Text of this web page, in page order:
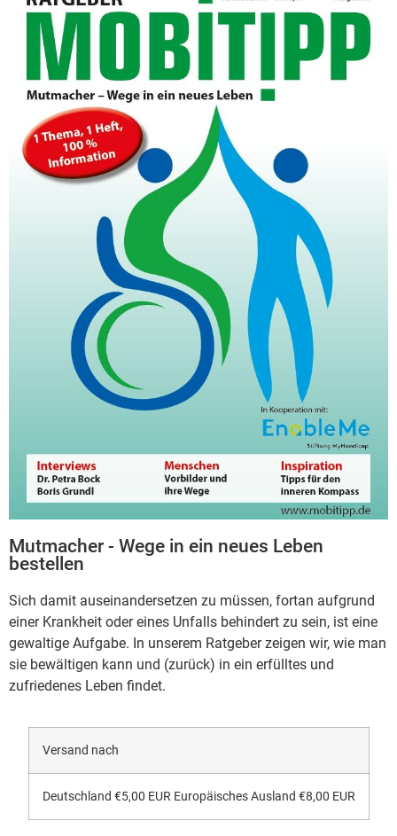
Mutmacher - Wege in ein neues Leben
bestellen
Sich damit auseinandersetzen zu müssen, fortan aufgrund
einer Krankheit oder eines Unfalls behindert zu sein, ist eine
gewaltige Aufgabe. In unserem Ratgeber zeigen wir, wie man
sie bewältigen kann und (zurück) in ein erfülltes und
zufriedenes Leben findet.
Versand nach
Deutschland €5,00 EUR Europäisches Ausland €8,00 EUR